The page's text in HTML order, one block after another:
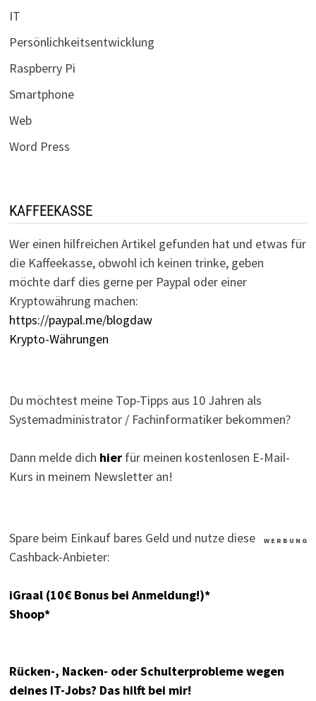
IT
Persönlichkeitsentwicklung
Raspberry Pi
Smartphone
Web
Word Press
KAFFEEKASSE
Wer einen hilfreichen Artikel gefunden hat und etwas für
die Kaffeekasse, obwohl ich keinen trinke, geben
möchte darf dies gerne per Paypal oder einer
Kryptowährung machen:
https://paypal.me/blogdaw
Krypto-Währungen
Du möchtest meine Top-Tipps aus 10 Jahren als
Systemadministrator / Fachinformatiker bekommen?
Dann melde dich hierfür meinen kostenlosen E-Mail-
Kurs in meinem Newsletter an!
W E R B U N G
Spare beim Einkauf bares Geld und nutze diese
Cashback-Anbieter:
iGraal (10€ Bonus bei Anmeldung!)*
Shoop*
Rücken-, Nacken- oder Schulterprobleme wegen
deines IT-Jobs? Das hilft bei mir!